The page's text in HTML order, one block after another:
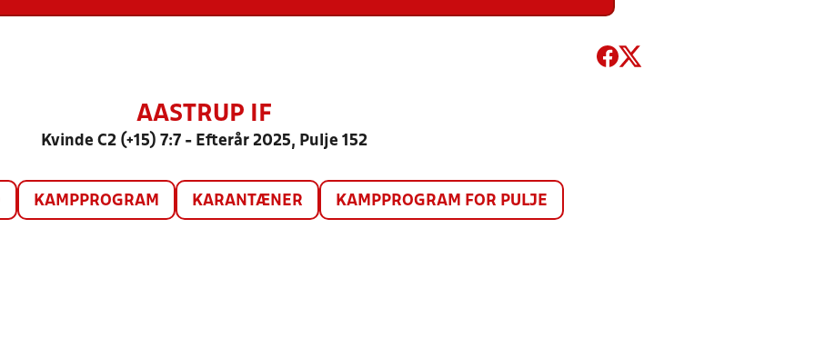
AASTRUP IF
Kvinde C2 (+15) 7:7 - Efterår 2025, Pulje 152
KAMPPROGRAM KARANTÆNER KAMPPROGRAM FOR PULJE